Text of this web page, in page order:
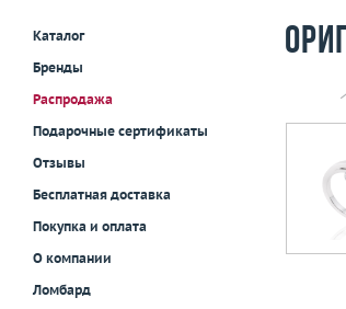
Каталог
Бренды
Распродажа
Подарочные сертификаты
Отзывы
Бесплатная доставка
Покупка и оплата
О компании
Ломбард